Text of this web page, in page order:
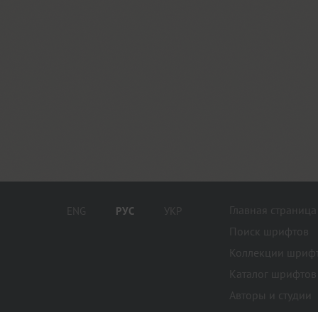
ENG РУС УКР
Главная страница
Поиск шрифтов
Коллекции
Каталог шрифтов
Авторы и студии